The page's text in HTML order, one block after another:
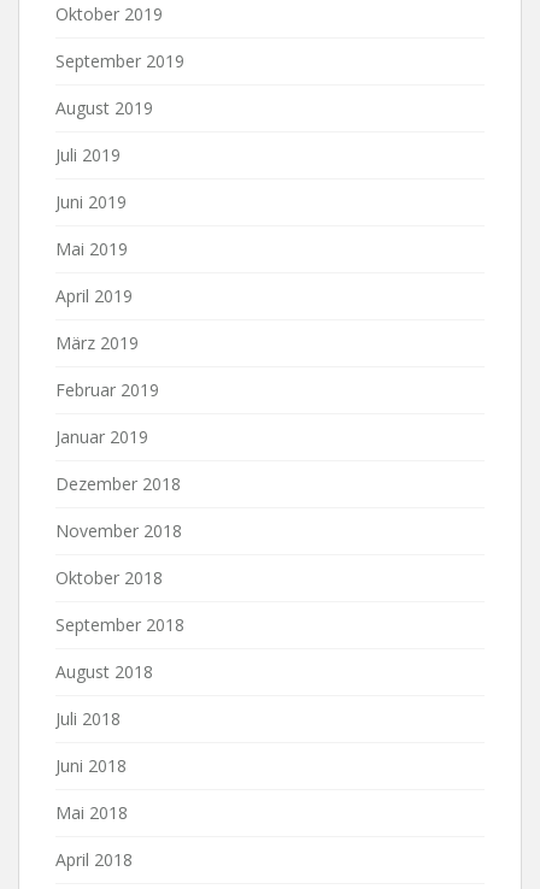
Oktober 2019
September 2019
August 2019
Juli 2019
Juni 2019
Mai 2019
April 2019
März 2019
Februar 2019
Januar 2019
Dezember 2018
November 2018
Oktober 2018
September 2018
August 2018
Juli 2018
Juni 2018
Mai 2018
April 2018